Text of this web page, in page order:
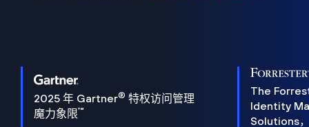
2025 年 Gartner® 特权访问管理
魔力象限™
The
Identity
Solutions